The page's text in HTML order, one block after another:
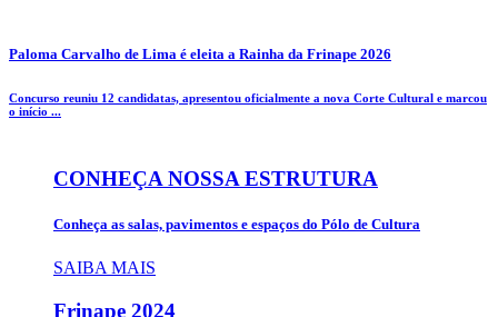
Paloma Carvalho de Lima é eleita a Rainha da Frinape 2026
Concurso reuniu 12 candidatas, apresentou oficialmente a nova Corte Cultural e marcou
o início ...
CONHEÇA NOSSA ESTRUTURA
Conheça as salas, pavimentos e espaços do Pólo de Cultura
SAIBA MAIS
Frinape 2024